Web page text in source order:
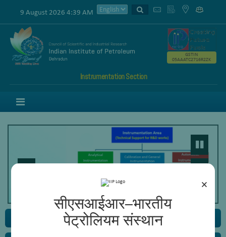
×
सीएसआईआर–भारतीय
पेट्रोलियम संस्थान
9 August 2026 4:39 AM
Instrumentation Section
GSTIN
05AAATC2716R2ZK
Civil Section